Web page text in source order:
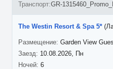
GR-
10.08.2026, Пн
6
The Westin Resort & Spa 5*
Garden View